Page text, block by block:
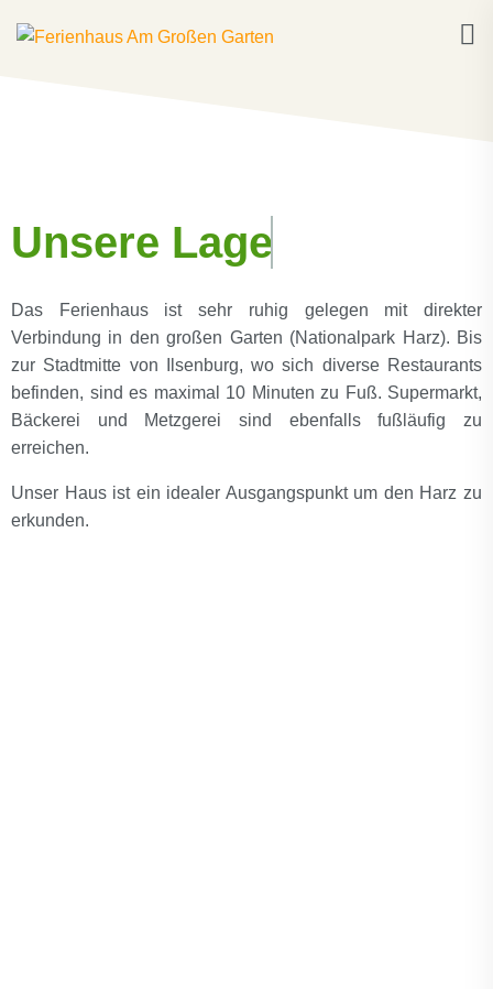
Unsere Lage
Das Ferienhaus ist sehr ruhig gelegen mit direkter
Verbindung in den großen Garten (Nationalpark Harz). Bis
zur Stadtmitte von Ilsenburg, wo sich diverse Restaurants
befinden, sind es maximal 10 Minuten zu Fuß. Supermarkt,
Bäckerei und Metzgerei sind ebenfalls fußläufig zu
erreichen.
Unser Haus ist ein idealer Ausgangspunkt um den Harz zu
erkunden.